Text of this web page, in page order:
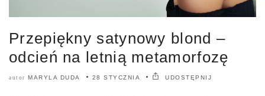
Przepiękny satynowy blond –
odcień na letnią metamorfozę
autor MARYLA DUDA 28 STYCZNIA UDOSTĘPNIJ